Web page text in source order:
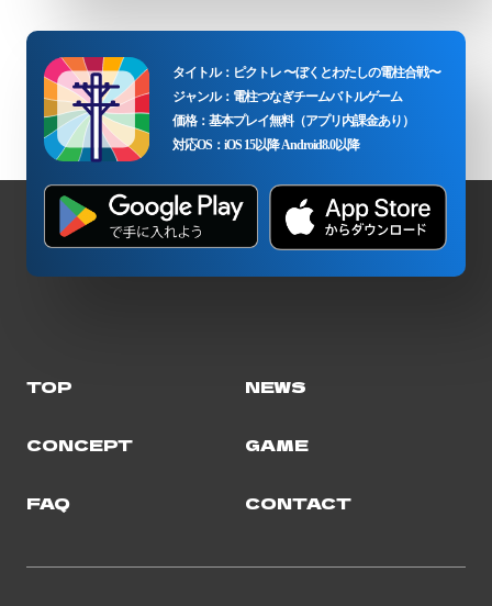
タイトル：ピクトレ 〜ぼくとわたしの電柱合戦〜
ジャンル：電柱つなぎチームバトルゲーム
価格：基本プレイ無料（アプリ内課金あり）
対応OS：iOS 15以降 Android8.0以降
TOP NEWS
CONCEPT GAME
FAQ CONTACT